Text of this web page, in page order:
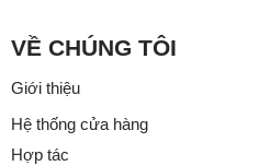
VỀ CHÚNG TÔI
Giới thiệu
Hệ thống cửa hàng
Hợp tác